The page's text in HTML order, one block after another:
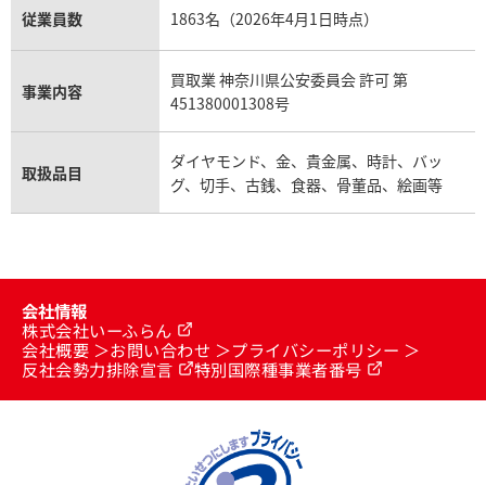
従業員数 1863名（2026年4月1日時点）
事業内容
買取業 神奈川県公安委員会 許可 第
451380001308号
取扱品目
ダイヤモンド、金、貴金属、時計、バッ
グ、切手、古銭、食器、骨董品、絵画等
会社情報
株式会社いーふらん
会社概要
お問い合わせ
プライバシーポリシー
反社会勢力排除宣言
特別国際種事業者番号